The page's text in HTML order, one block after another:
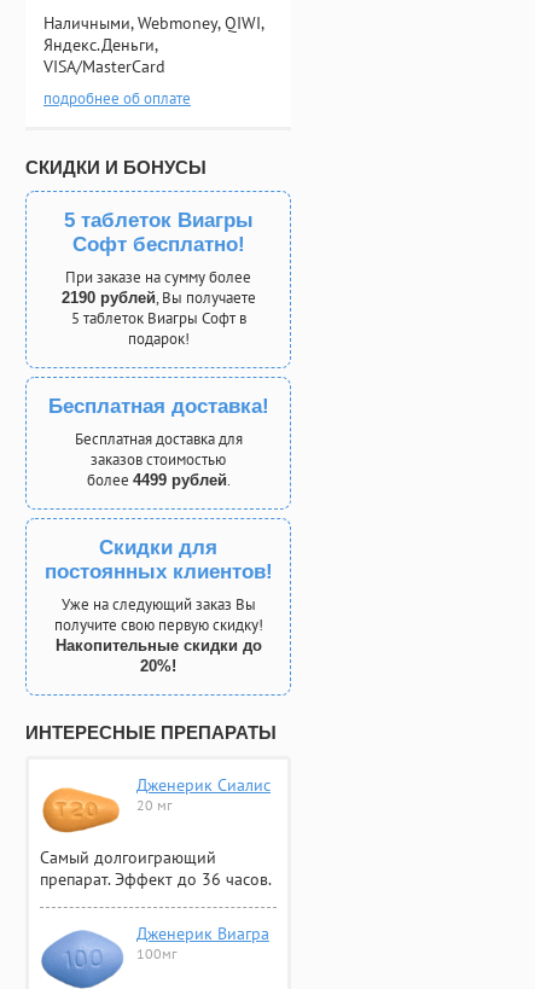
Наличными, Webmoney, QIWI,
Яндекс.Деньги,
VISA/MasterCard
подробнее об оплате
СКИДКИ И БОНУСЫ
5 таблеток Виагры
Софт бесплатно!
При заказе на сумму более
2190 рублей, Вы получаете
5 таблеток Виагры Софт в
подарок!
Бесплатная доставка!
Бесплатная доставка для
заказов стоимостью
более 4499 рублей.
Скидки для
постоянных клиентов!
Уже на следующий заказ Вы
получите свою первую скидку!
Накопительные скидки до
20%!
ИНТЕРЕСНЫЕ ПРЕПАРАТЫ
Дженерик Сиалис
20 мг
Самый долгоиграющий
препарат. Эффект до 36 часов.
Дженерик Виагра
100мг